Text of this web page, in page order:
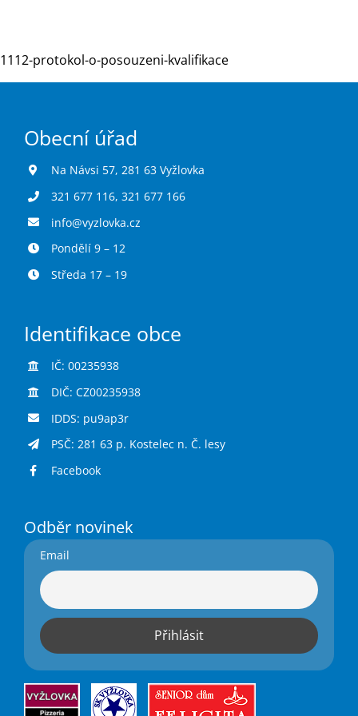
Kontakty
1112-protokol-o-posouzeni-kvalifikace
Obecní úřad
Na Návsi 57, 281 63 Vyžlovka
321 677 116, 321 677 166
info@vyzlovka.cz
Pondělí 9 – 12
Středa 17 – 19
Identifikace obce
IČ: 00235938
DIČ: CZ00235938
IDDS: pu9ap3r
PSČ: 281 63 p. Kostelec n. Č. lesy
Facebook
Odběr novinek
Email